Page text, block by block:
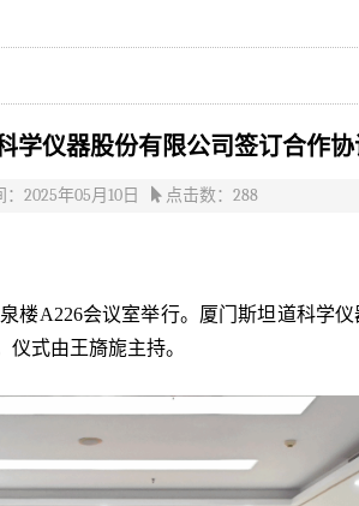
学仪器股份有限公司签订合作
2025年05月10日 点击数： 288
楼A226会议室举行。厦门斯坦道科学
式由王旖旎主持。